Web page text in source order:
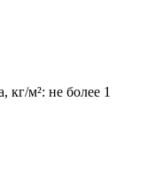
кг/м²: не более 1